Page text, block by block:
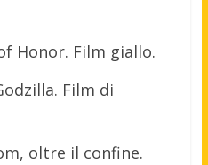
Honor. Film giallo.
Film di
oltre il confine.